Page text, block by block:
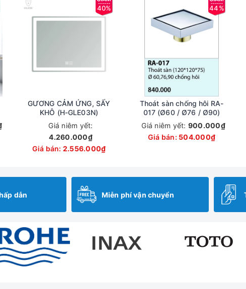
40%
GƯƠNG CẢM ỨNG, SẤY
KHÔ (H-GLE03N)
Giá niêm yết:
4.260.000₫
Giá bán: 2.556.000₫
44%
Thoát sàn chống hôi RA-
017 (Ø60 / Ø76 / Ø90)
Giá niêm yết: 900.000₫
Giá bán: 504.000₫
dẫn Miễn phí vận chuyển